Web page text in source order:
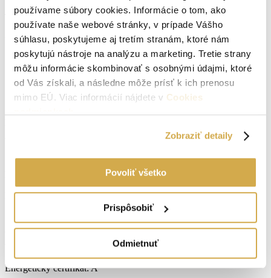
používame súbory cookies. Informácie o tom, ako
používate naše webové stránky, v prípade Vášho
súhlasu, poskytujeme aj tretím stranám, ktoré nám
poskytujú nástroje na analýzu a marketing. Tretie strany
môžu informácie skombinovať s osobnými údajmi, ktoré
od Vás získali, a následne môže prísť k ich prenosu
mimo EÚ. Viac informácií nájdete v Cookies
Zobraziť detaily
Povoliť všetko
Prispôsobiť
Odmietnuť
Typ:
Úžitková plocha:63 m2
Druh:
2 izbový byt
Stav: kompletná rekonštrukcia
Počet izieb:3
Podpivničený:Áno
Energetický certifikát:A